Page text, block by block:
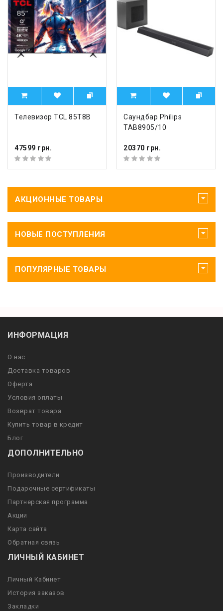
Телевизор TCL 85T8B
47599 грн.
Саундбар Philips
TAB8905/10
20370 грн.
АКЦИОННЫЕ ТОВАРЫ
НОВЫЕ ПОСТУПЛЕНИЯ
ПОПУЛЯРНЫЕ ТОВАРЫ
ИНФОРМАЦИЯ
О нас
Доставка товаров
Оферта
Условия оплаты
Возврат товара
Купить товар в кредит
Блог
ДОПОЛНИТЕЛЬНО
Производители
Подарочные сертификаты
Партнерская программа
Акции
Карта сайта
Обратная связь
ЛИЧНЫЙ КАБИНЕТ
Личный Кабинет
История заказов
Закладки